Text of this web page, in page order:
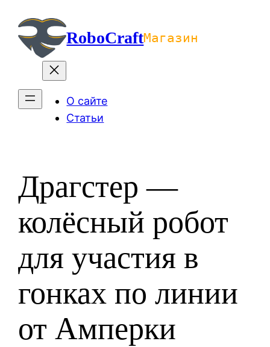
содержимомуRoboCraftМагазин
О сайте
Статьи
Драгстер —
колёсный робот
для участия в
гонках по линии
от Амперки